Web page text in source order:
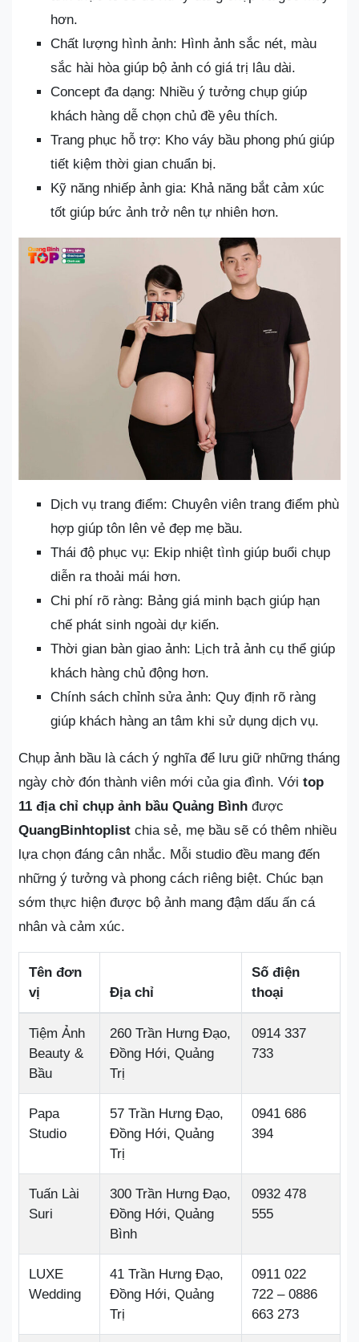
hơn.
Chất lượng hình ảnh: Hình ảnh sắc nét, màu
sắc hài hòa giúp bộ ảnh có giá trị lâu dài.
Concept đa dạng: Nhiều ý tưởng chụp giúp
khách hàng dễ chọn chủ đề yêu thích.
Trang phục hỗ trợ: Kho váy bầu phong phú giúp
tiết kiệm thời gian chuẩn bị.
Kỹ năng nhiếp ảnh gia: Khả năng bắt cảm xúc
tốt giúp bức ảnh trở nên tự nhiên hơn.
Dịch vụ trang điểm: Chuyên viên trang điểm phù
hợp giúp tôn lên vẻ đẹp mẹ bầu.
Thái độ phục vụ: Ekip nhiệt tình giúp buổi chụp
diễn ra thoải mái hơn.
Chi phí rõ ràng: Bảng giá minh bạch giúp hạn
chế phát sinh ngoài dự kiến.
Thời gian bàn giao ảnh: Lịch trả ảnh cụ thể giúp
khách hàng chủ động hơn.
Chính sách chỉnh sửa ảnh: Quy định rõ ràng
giúp khách hàng an tâm khi sử dụng dịch vụ.
Chụp ảnh bầu là cách ý nghĩa để lưu giữ những tháng
ngày chờ đón thành viên mới của gia đình. Với top
11 địa chỉ chụp ảnh bầu Quảng Bình được
QuangBinhtoplist chia sẻ, mẹ bầu sẽ có thêm nhiều
lựa chọn đáng cân nhắc. Mỗi studio đều mang đến
những ý tưởng và phong cách riêng biệt. Chúc bạn
sớm thực hiện được bộ ảnh mang đậm dấu ấn cá
nhân và cảm xúc.
Tên đơn
vị
Địa chỉ
Số điện
thoại
Tiệm Ảnh
Beauty &
Bầu
260 Trần Hưng Đạo,
Đồng Hới, Quảng
Trị
0914 337
733
Papa
Studio
57 Trần Hưng Đạo,
Đồng Hới, Quảng
Trị
0941 686
394
Tuấn Lài
Suri
300 Trần Hưng Đạo,
Đồng Hới, Quảng
Bình
0932 478
555
LUXE
Wedding
41 Trần Hưng Đạo,
Đồng Hới, Quảng
Trị
0911 022
722 – 0886
663 273